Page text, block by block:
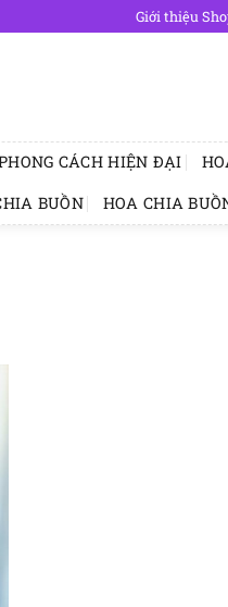
Giới thiệu
CÁCH HIỆN ĐẠI
BUỒN HOA CHIA